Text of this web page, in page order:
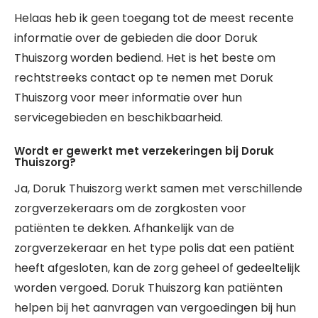
Helaas heb ik geen toegang tot de meest recente
informatie over de gebieden die door Doruk
Thuiszorg worden bediend. Het is het beste om
rechtstreeks contact op te nemen met Doruk
Thuiszorg voor meer informatie over hun
servicegebieden en beschikbaarheid.
Wordt er gewerkt met verzekeringen bij Doruk
Thuiszorg?
Ja, Doruk Thuiszorg werkt samen met verschillende
zorgverzekeraars om de zorgkosten voor
patiënten te dekken. Afhankelijk van de
zorgverzekeraar en het type polis dat een patiënt
heeft afgesloten, kan de zorg geheel of gedeeltelijk
worden vergoed. Doruk Thuiszorg kan patiënten
helpen bij het aanvragen van vergoedingen bij hun